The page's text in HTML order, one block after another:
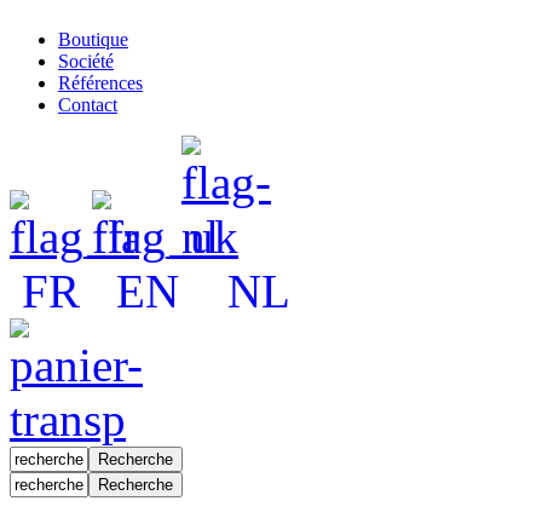
Boutique
Société
Références
Contact
FR EN NL